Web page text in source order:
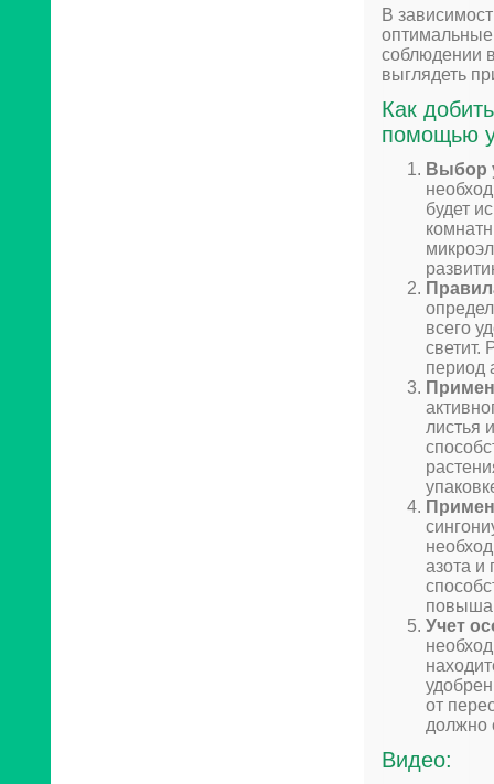
В
оптимальные
соблюдении
выглядеть
Как
помощью
Выбор
будет
всего
светит.
период
листья
азота
Учет
от
должно
Видео: